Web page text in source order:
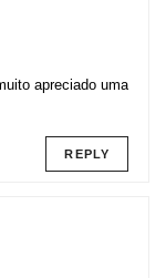
apreciado uma
REPLY